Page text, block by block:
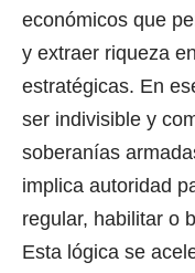
económicos que
y extraer riqueza
estratégicas. En
ser indivisible y
soberanías
implica autoridad
regular, habilitar o
Esta lógica se